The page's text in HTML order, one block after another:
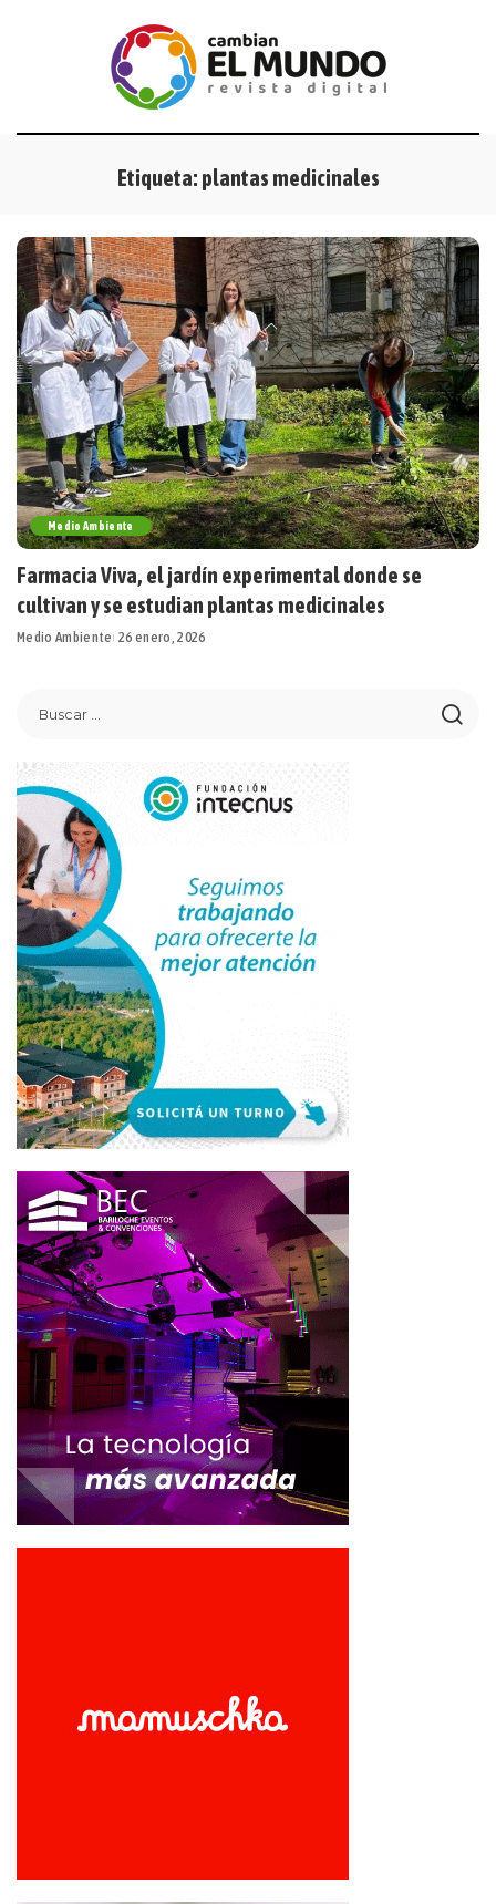
Etiqueta:plantas medicinales
Medio Ambiente
Farmacia Viva, el jardín experimental donde se
cultivan y se estudian plantas medicinales
Medio Ambiente 26 enero, 2026